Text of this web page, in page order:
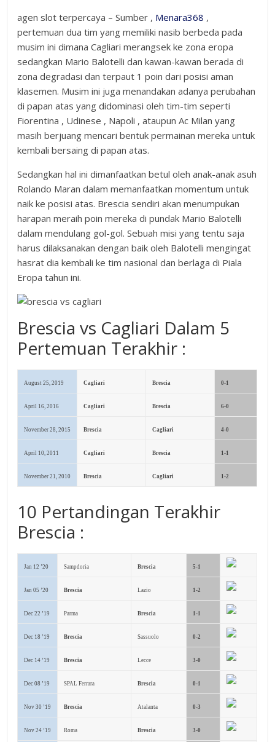
agen slot terpercaya – Sumber , Menara368 ,
pertemuan dua tim yang memiliki nasib berbeda pada
musim ini dimana Cagliari merangsek ke zona eropa
sedangkan Mario Balotelli dan kawan-kawan berada di
zona degradasi dan terpaut 1 poin dari posisi aman
klasemen. Musim ini juga menandakan adanya perubahan
di papan atas yang didominasi oleh tim-tim seperti
Fiorentina , Udinese , Napoli , ataupun Ac Milan yang
masih berjuang mencari bentuk permainan mereka untuk
kembali bersaing di papan atas.
Sedangkan hal ini dimanfaatkan betul oleh anak-anak asuh
Rolando Maran dalam memanfaatkan momentum untuk
naik ke posisi atas. Brescia sendiri akan menumpukan
harapan meraih poin mereka di pundak Mario Balotelli
dalam mendulang gol-gol. Sebuah misi yang tentu saja
harus dilaksanakan dengan baik oleh Balotelli mengingat
hasrat dia kembali ke tim nasional dan berlaga di Piala
Eropa tahun ini.
Brescia vs Cagliari Dalam 5
Pertemuan Terakhir :
August 25, 2019 Cagliari Brescia 0-1
April 16, 2016 Cagliari Brescia 6-0
November 28, 2015 Brescia Cagliari 4-0
April 10, 2011 Cagliari Brescia 1-1
November 21, 2010 Brescia Cagliari 1-2
10 Pertandingan Terakhir
Brescia :
Jan 12 ’20 Sampdoria Brescia 5-1
Jan 05 ’20 Brescia Lazio 1-2
Dec 22 ’19 Parma Brescia 1-1
Dec 18 ’19 Brescia Sassuolo 0-2
Dec 14 ’19 Brescia Lecce 3-0
Dec 08 ’19 SPAL Ferrara Brescia 0-1
Nov 30 ’19 Brescia Atalanta 0-3
Nov 24 ’19 Roma Brescia 3-0